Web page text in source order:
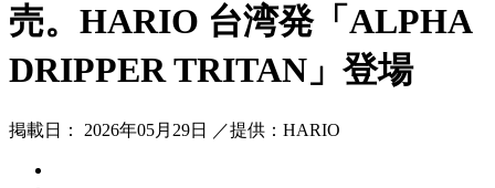
売。HARIO 台湾発「ALPHA
DRIPPER TRITAN」登場
掲載日： 2026年05月29日 ／提供：HARIO